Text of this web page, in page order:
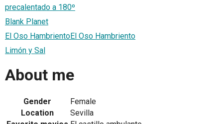
precalentado a 180º
Blank Planet
El Oso HambrientoEl Oso Hambriento
Limón y Sal
About me
Gender
Female
Location
Sevilla